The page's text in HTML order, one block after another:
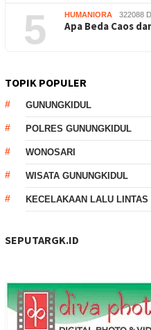
5 HUMANIORA 322088
Apa Beda Caos
TOPIK POPULER
GUNUNGKIDUL
POLRES GUNUNGKIDUL
WONOSARI
WISATA GUNUNGKIDUL
KECELAKAAN LALU LINTAS
SEPUTARGK.ID